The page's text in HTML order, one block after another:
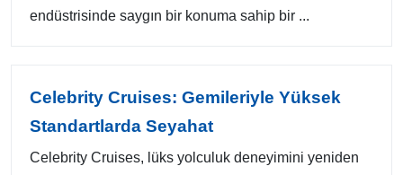
endüstrisinde saygın bir konuma sahip bir ...
Celebrity Cruises: Gemileriyle Yüksek
Standartlarda Seyahat
Celebrity Cruises, lüks yolculuk deneyimini yeniden